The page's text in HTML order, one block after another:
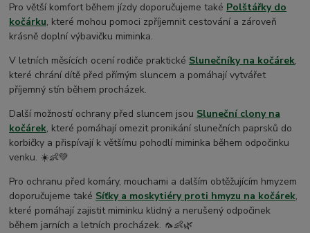
Pro větší komfort během jízdy doporučujeme také Polštářky do
kočárku, které mohou pomoci zpříjemnit cestování a zároveň
krásně doplní výbavičku miminka.
V letních měsících ocení rodiče praktické Slunečníky na kočárek,
které chrání dítě před přímým sluncem a pomáhají vytvářet
příjemný stín během procházek.
Další možností ochrany před sluncem jsou Sluneční clony na
kočárek, které pomáhají omezit pronikání slunečních paprsků do
korbičky a přispívají k většímu pohodlí miminka během odpočinku
venku. ☀️👶💚
Pro ochranu před komáry, mouchami a dalším obtěžujícím hmyzem
doporučujeme také Síťky a moskytiéry proti hmyzu na kočárek,
které pomáhají zajistit miminku klidný a nerušený odpočinek
během jarních a letních procházek. 🦟👶🌿